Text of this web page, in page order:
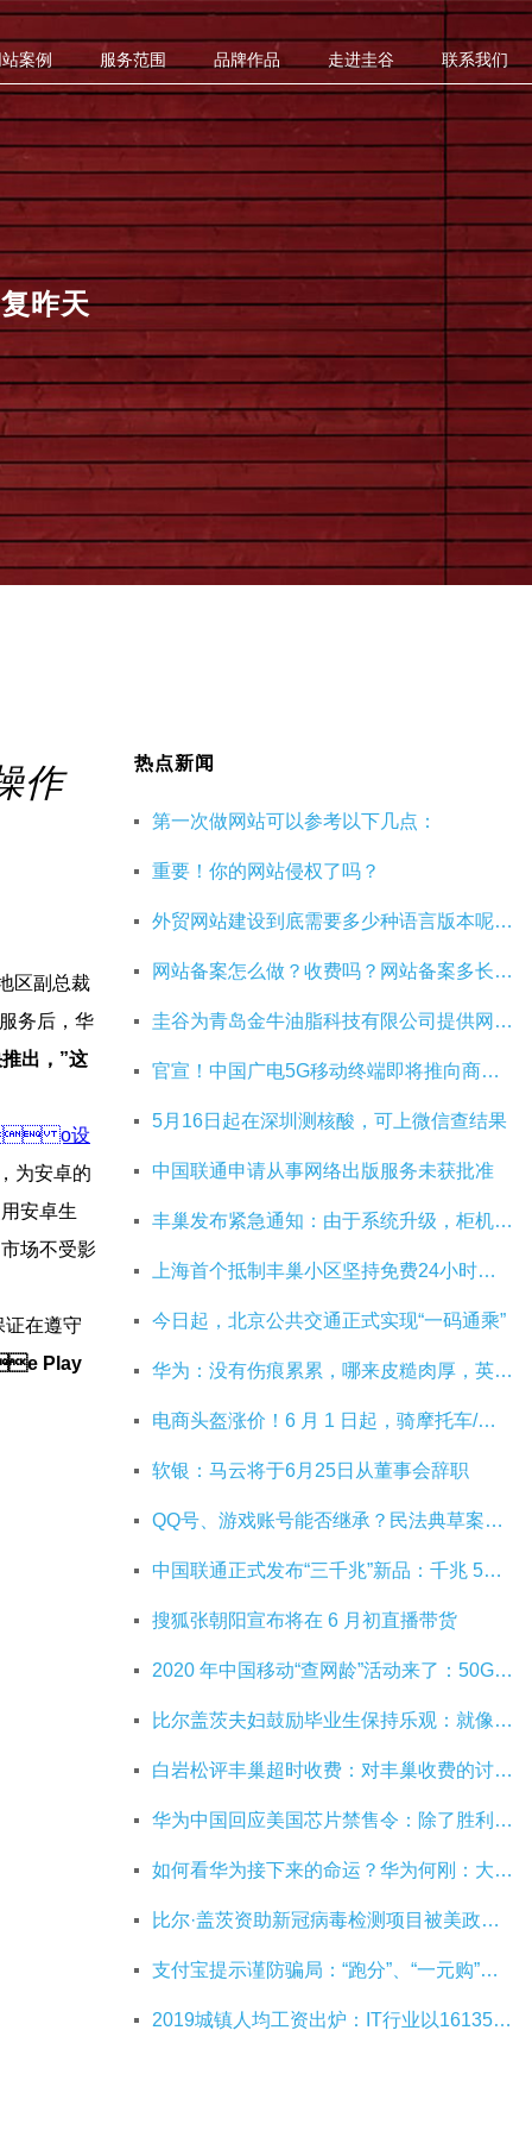
案例 服务范围 品牌作品 走进圭谷 联系我们
昨天
作
区副总裁
服务后，华
出，”这
o设
为安卓的
安卓生
市场不受影
证在遵守
Play
热点新闻
第一次做网站可以参考以下几点：
重要！你的网站侵权了吗？
外贸网站建设到底需要多少种语言版本呢？40种语言的网站建设有必要吗？
网站备案怎么做？收费吗？网站备案多长时间能成功呢？
圭谷为青岛金牛油脂科技有限公司提供网站搭建定制服务
官宣！中国广电5G移动终端即将推向商用市场
5月16日起在深圳测核酸，可上微信查结果
中国联通申请从事网络出版服务未获批准
丰巢发布紧急通知：由于系统升级，柜机寄件服务北京双向关停
上海首个抵制丰巢小区坚持免费24小时：继续协商，正在自建快递中转站
今日起，北京公共交通正式实现“一码通乘”
华为：没有伤痕累累，哪来皮糙肉厚，英雄自古多磨难
电商头盔涨价！6 月 1 日起，骑摩托车/电动车不戴头盔将被严查
软银：马云将于6月25日从董事会辞职
QQ号、游戏账号能否继承？民法典草案中将概括
中国联通正式发布“三千兆”新品：千兆 5G 、千兆宽带及千兆 Wi-Fi
搜狐张朝阳宣布将在 6 月初直播带货
2020 年中国移动“查网龄”活动来了：50G 畅玩流量包，钻石勋章宽带提速至 1000 M
比尔盖茨夫妇鼓励毕业生保持乐观：就像二战后重建，你们将引领潮流
白岩松评丰巢超时收费：对丰巢收费的讨论争议及反对其实是件好事
华为中国回应美国芯片禁售令：除了胜利，我们已经无路可走
如何看华为接下来的命运？华为何刚：大部分同事并不悲观
比尔·盖茨资助新冠病毒检测项目被美政府叫停
支付宝提示谨防骗局：“跑分”、“一元购”是赌博
2019城镇人均工资出炉：IT行业以161352元位居第一